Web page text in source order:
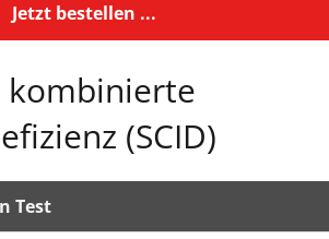
Jetzt bestellen ...
kombinierte
(SCID)
Test